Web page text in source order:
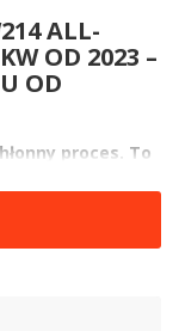
ALL-
OD 2023 –
OD
proces. To
z
model,
na auto, ale